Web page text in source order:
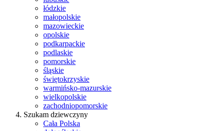
łódzkie
małopolskie
mazowieckie
opolskie
podkarpackie
podlaskie
pomorskie
śląskie
świętokrzyskie
warmińsko-mazurskie
wielkopolskie
zachodniopomorskie
Szukam dziewczyny
Cała Polska